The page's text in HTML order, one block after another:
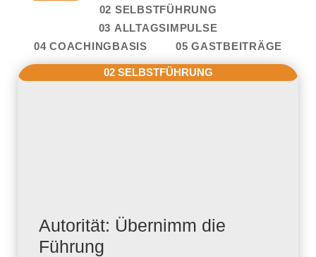
02 SELBSTFÜHRUNG
03 ALLTAGSIMPULSE
04 COACHINGBASIS
05 GASTBEITRÄGE
02 SELBSTFÜHRUNG
Autorität: Übernimm die
Führung